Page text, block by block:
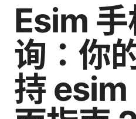
Esim
询：你
持 esim